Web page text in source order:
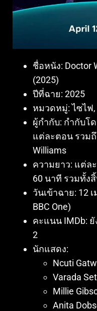
ชื่อหนัง: Doctor
(2025)
ปีที่ฉาย: 2025
หมวดหมู่:ไซไฟ
ผู้กำกับ: กำกับโ
แต่ละตอน รวมถึ
Williams
ความยาว: แต่ล
60 นาที รวมทั้ง
วันเข้าฉาย: 12
BBC One)
คะแนน IMDb:
2
นักแสดง:
Ncuti
Varada
Millie
Anita